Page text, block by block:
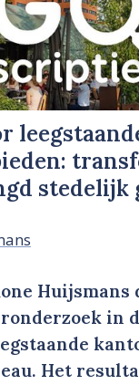
stedelijk
Huijsmans
in
Het